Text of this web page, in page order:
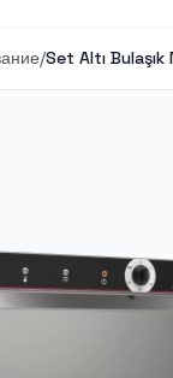
/Set Altı Bulaşık